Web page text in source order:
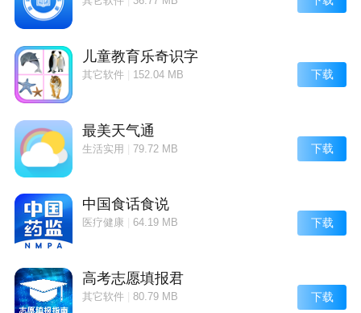
可以邀请好友一起来平台上兼职各类任务自由选择。
数值A+数值B除以该商品总需人次得到的余数+原始数
得到最终“幸运乐购码”
只要您想的到我们就能做得到全民乐邦您身边的活雷
锋!
全民乐动特色
任务是会每天进行更新的不怕没有好的任务做能够更好
的帮助大量的用户在线上完成;
送：送人送花送礼物同城配送马上送!
(数值A+数值B)将得到的余数除以该商品所需总人数+原
儿童教育乐奇识字
其它软件| 152.04 MB 下载
最美天气通
生活实用 79.72 MB 下载
中国食话食说
医疗健康 64.19 MB 下载
高考志愿填报君
其它软件| 80.79 MB 下载